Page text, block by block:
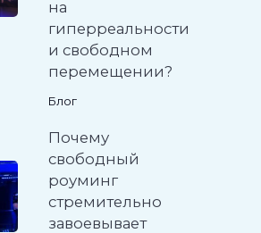
на
гиперреальности
и свободном
перемещении?
Блог
Почему
свободный
роуминг
стремительно
завоевывает